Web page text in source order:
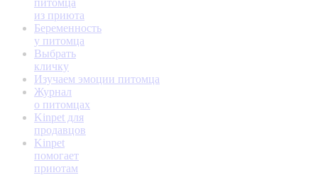
питомца
из приюта
Беременность
у питомца
Выбрать
кличку
Изучаем эмоции питомца
Журнал
о питомцах
Kinpet для
продавцов
Kinpet
помогает
приютам